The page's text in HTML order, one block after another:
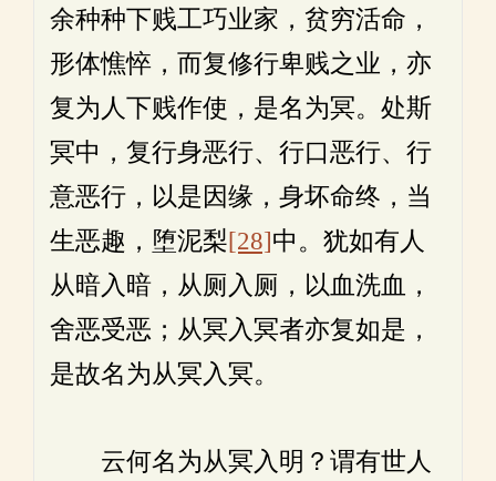
余种种下贱工巧业家，贫穷活命，
形体憔悴，而复修行卑贱之业，亦
复为人下贱作使，是名为冥。处斯
冥中，复行身恶行、行口恶行、行
意恶行，以是因缘，身坏命终，当
生恶趣，堕泥梨[28]中。犹如有人
从暗入暗，从厕入厕，以血洗血，
舍恶受恶；从冥入冥者亦复如是，
是故名为从冥入冥。
云何名为从冥入明？谓有世人